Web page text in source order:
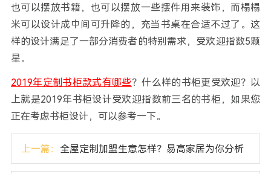
也可以摆放书籍，也可以摆放一些摆件用来装饰，而榻榻
米可以设计成中间可升降的，充当书桌在合适不过了。这
样的设计满足了一部分消费者的特别需求，受欢迎指数5颗
星。
2019年定制书柜款式有哪些？什么样的书柜更受欢迎？以
上就是2019年书柜设计受欢迎指数前三名的书柜，如果您
正在考虑书柜设计，可以参考一下。
上一篇： 全屋定制加盟生意怎样？易高家居为你分析